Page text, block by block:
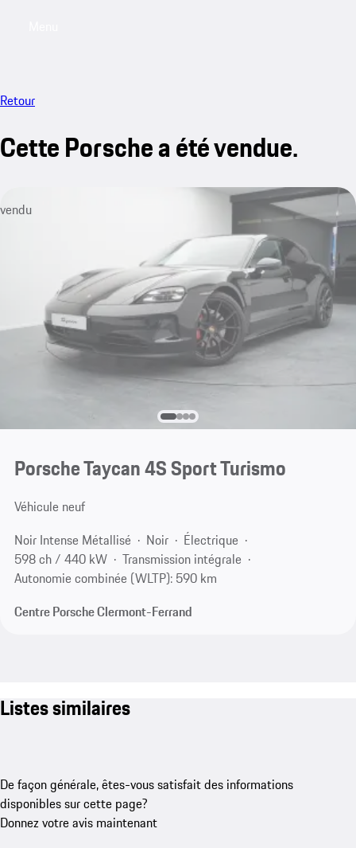
Retour
Cette Porsche a été vendue.
vendu
Porsche Taycan 4S Sport Turismo
Véhicule neuf
Noir Intense Métallisé
Noir
Électrique
598 ch / 440 kW
Transmission intégrale
Autonomie combinée (WLTP): 590 km
Centre Porsche Clermont-Ferrand
Listes similaires
De façon générale, êtes-vous satisfait des informations
disponibles sur cette page?
Donnez votre avis maintenant